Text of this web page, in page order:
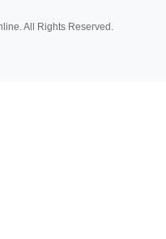
All Rights Reserved.